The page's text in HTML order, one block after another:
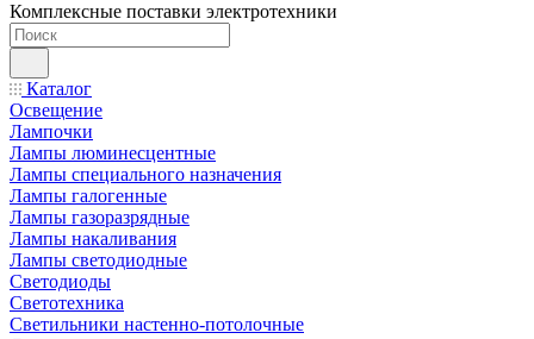
Комплексные поставки электротехники
Каталог
Освещение
Лампочки
Лампы люминесцентные
Лампы специального назначения
Лампы галогенные
Лампы газоразрядные
Лампы накаливания
Лампы светодиодные
Светодиоды
Светотехника
Светильники настенно-потолочные